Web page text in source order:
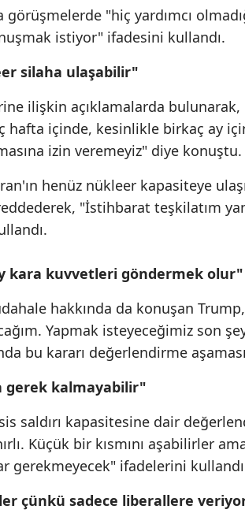
"hiç yardımcı
istiyor" ifadesini kullandı.
silaha ulaşabilir"
ilişkin açıklamalarda bulunarak,
hafta içinde, kesinlikle birkaç ay
izin veremeyiz" diye konuştu.
henüz nükleer kapasiteye
"İstihbarat teşkilatım
kara kuvvetleri göndermek olur"
hakkında da konuşan
Yapmak isteyeceğimiz son
bu kararı değerlendirme
gerek kalmayabilir"
saldırı kapasitesine dair
Küçük bir kısmını aşabilirler
gerekmeyecek" ifadelerini
çünkü sadece liberallere